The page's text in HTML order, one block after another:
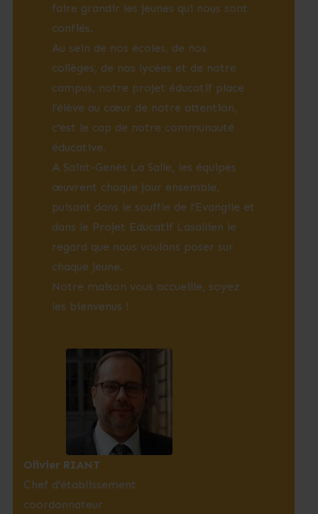
faire grandir les jeunes qui nous sont
confiés.
Au sein de nos écoles, de nos
collèges, de nos lycées et de notre
campus, notre projet éducatif place
l’élève au cœur de notre attention,
c’est le cap de notre communauté
éducative.
A Saint-Genès La Salle, les équipes
œuvrent chaque jour ensemble,
puisant dans le souffle de l’Evangile et
dans le Projet Educatif Lasallien le
regard que nous voulons poser sur
chaque jeune.
Notre maison vous accueille, soyez
les bienvenus !
Olivier RIANT
Chef d’établissement
coordonnateur